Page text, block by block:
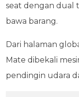
seat dengan dual
bawa barang.
Dari halaman
Mate dibekali
pendingin udara